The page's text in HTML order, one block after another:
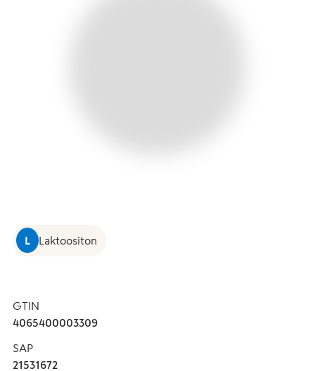
L Laktoositon
GTIN
4065400003309
SAP
21531672